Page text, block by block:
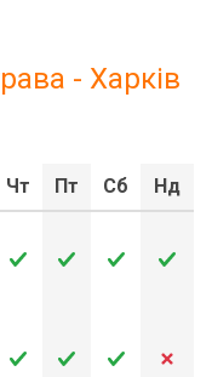
- Харків
Чт Пт Сб Нд